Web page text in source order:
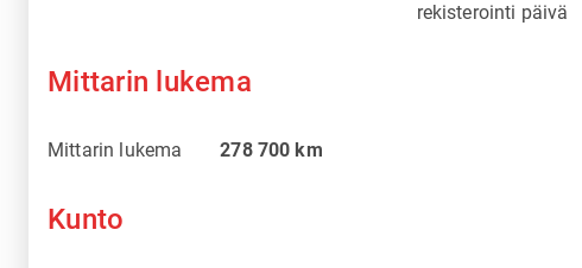
rekisterointi päivä
Mittarin lukema
Mittarin lukema 278 700 km
Kunto